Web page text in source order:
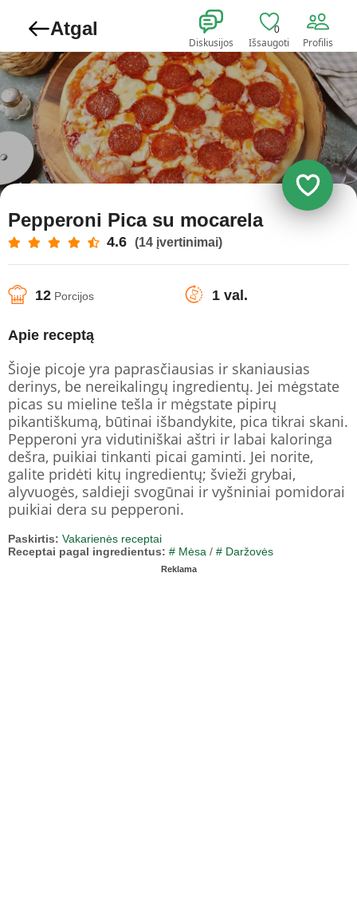
Atgal
Diskusijos
0
Išsaugoti Profilis
Pepperoni Pica su mocarela
4.6 (14 įvertinimai)
12 Porcijos 1 val.
Apie receptą
Šioje picoje yra paprasčiausias ir skaniausias
derinys, be nereikalingų ingredientų. Jei mėgstate
picas su mieline tešla ir mėgstate pipirų
pikantiškumą, būtinai išbandykite, pica tikrai skani.
Pepperoni yra vidutiniškai aštri ir labai kaloringa
dešra, puikiai tinkanti picai gaminti. Jei norite,
galite pridėti kitų ingredientų; švieži grybai,
alyvuogės, saldieji svogūnai ir vyšniniai pomidorai
puikiai dera su pepperoni.
Paskirtis: Vakarienės receptai
Receptai pagal ingredientus: # Mėsa / # Daržovės
Reklama